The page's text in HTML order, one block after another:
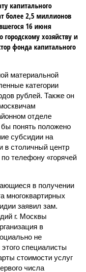
капитального
более 2,5 миллионов
16 июня
хозяйству и
фонда капитального
материальной
категории
рублей. Также он
отделе
понять положено
субсидии на
в столичный центр
телефону «горячей
в получении
многоквартирных
заявил зам.
г. Москвы
в
не
специалисты
стоимости услуг
числа